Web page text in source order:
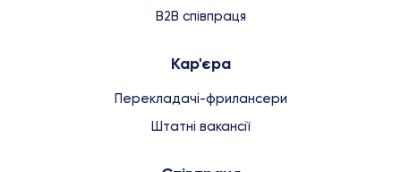
B2B співпраця
Кар'єра
Перекладачі-фрилансери
Штатні вакансії